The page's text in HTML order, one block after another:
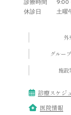
診療時間 9:00
休診日 土曜
外
グルー
施設
診療スケジ
医院情報